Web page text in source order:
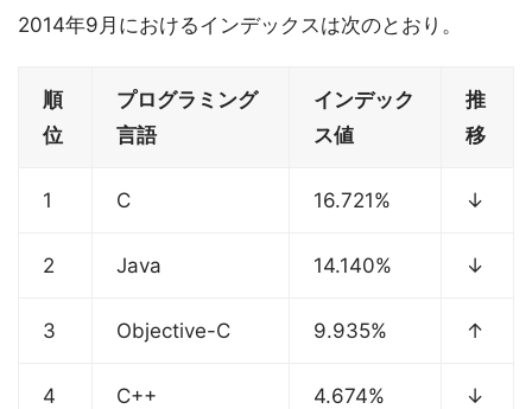
2014年9月におけるインデックスは次のとおり。
順
位
プログラミング
言語
インデック
ス値
推
移
1 C 16.721% ↓
2 Java 14.140% ↓
3 Objective-C 9.935% ↑
4 C++ 4.674% ↓